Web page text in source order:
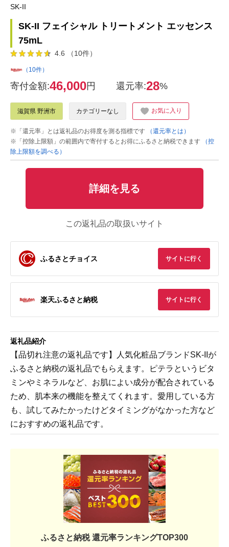
SK-II
SK-II フェイシャル トリートメント エッセンス
75mL
4.6 （10件）
（10件）
寄付金額:46,000円 還元率:28%
滋賀県 野洲市 カテゴリーなし お気に入り
※「還元率」とは返礼品のお得度を測る指標です
（還元率とは）
※「控除上限額」の範囲内で寄付するとお得にふるさと納税できます
（控
除上限額を調べる）
詳細を見る
この返礼品の取扱いサイト
ふるさとチョイス サイトに行く
楽天ふるさと納税 サイトに行く
返礼品紹介
【品切れ注意の返礼品です】人気化粧品ブランドSK-IIが
ふるさと納税の返礼品でもらえます。ピテラというビタ
ミンやミネラルなど、お肌によい成分が配合されている
ため、肌本来の機能を整えてくれます。愛用している方
も、試してみたかったけどタイミングがなかった方など
におすすめの返礼品です。
ふるさと納税 還元率ランキングTOP300